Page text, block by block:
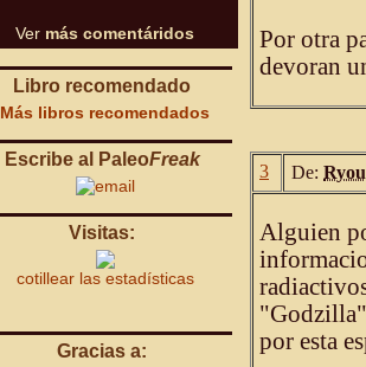
Ver más comentáridos
Libro recomendado
Más libros recomendados
Escribe al PaleoFreak
Visitas:
cotillear las estadísticas
Gracias a:
Por otra
devoran
3 De:
Alguien
"Godzilla"
por esta